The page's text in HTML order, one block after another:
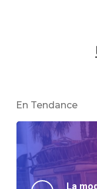
En Tendance
La